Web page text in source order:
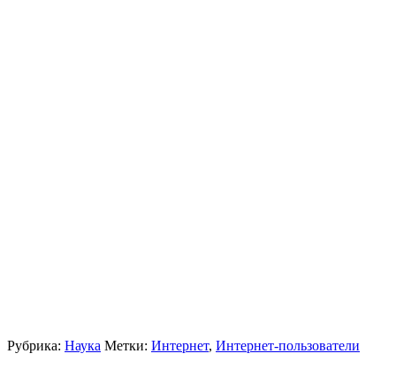
Рубрика: Наука Метки: Интернет, Интернет-пользователи